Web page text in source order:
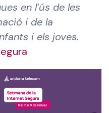
en l’ús de les
i de la
i els joves.